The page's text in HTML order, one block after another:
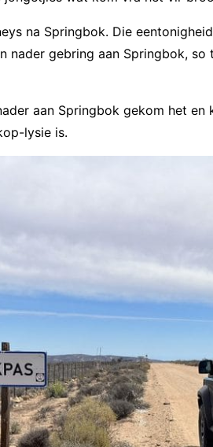
na Springbok. Die
nader gebring aan Springbok,
aan Springbok gekom het
lysie is.